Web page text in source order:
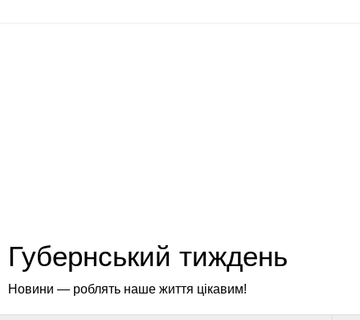
Губернський тиждень
Новини — роблять наше життя цікавим!